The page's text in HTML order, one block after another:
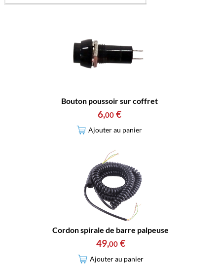
Bouton poussoir sur coffret
6,00 €
Ajouter au panier
Cordon spirale de barre palpeuse
49,00 €
Ajouter au panier